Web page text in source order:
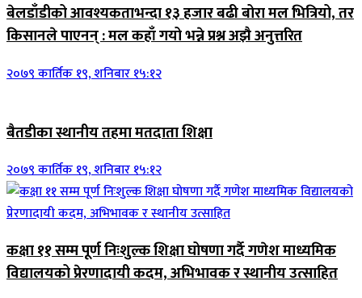
बेलडाँडीको आवश्यकताभन्दा १३ हजार बढी बोरा मल भित्रियो, तर
किसानले पाएनन् : मल कहाँ गयो भन्ने प्रश्न अझै अनुत्तरित
२०७९ कार्तिक १९, शनिबार १५:१२
बैतडीका स्थानीय तहमा मतदाता शिक्षा
२०७९ कार्तिक १९, शनिबार १५:१२
कक्षा ११ सम्म पूर्ण निःशुल्क शिक्षा घोषणा गर्दै गणेश माध्यमिक
विद्यालयको प्रेरणादायी कदम, अभिभावक र स्थानीय उत्साहित